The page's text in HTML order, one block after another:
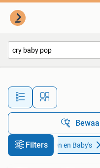
Alle
Filters
Kinderen en Baby's